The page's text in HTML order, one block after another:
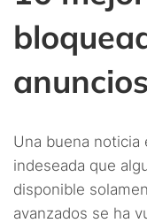
anuncios
Una buena noticia
indeseada que
disponible
avanzados se ha